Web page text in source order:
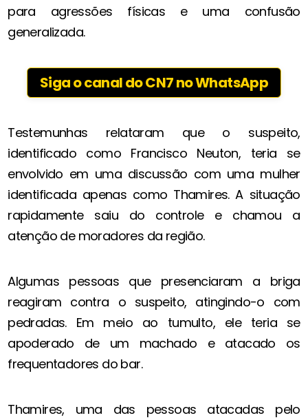
para agressões físicas e uma confusão
generalizada.
Siga o canal do CN7 no WhatsApp
Testemunhas relataram que o suspeito,
identificado como Francisco Neuton, teria se
envolvido em uma discussão com uma mulher
identificada apenas como Thamires. A situação
rapidamente saiu do controle e chamou a
atenção de moradores da região.
Algumas pessoas que presenciaram a briga
reagiram contra o suspeito, atingindo-o com
pedradas. Em meio ao tumulto, ele teria se
apoderado de um machado e atacado os
frequentadores do bar.
Thamires, uma das pessoas atacadas pelo